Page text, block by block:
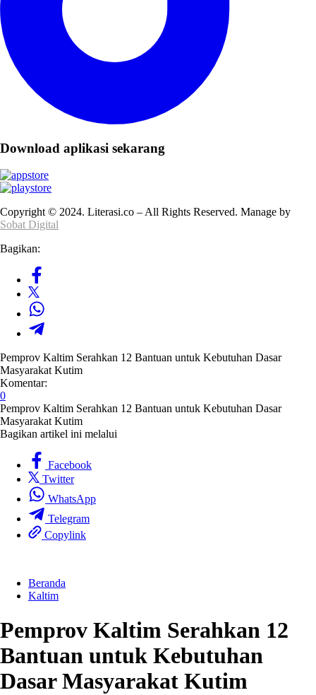
Download aplikasi sekarang
Copyright © 2024. Literasi.co – All Rights Reserved. Manage by
Sobat Digital
Bagikan:
Pemprov Kaltim Serahkan 12 Bantuan untuk Kebutuhan Dasar
Masyarakat Kutim
Komentar:
0
Pemprov Kaltim Serahkan 12 Bantuan untuk Kebutuhan Dasar
Masyarakat Kutim
Bagikan artikel ini melalui
Facebook
Twitter
WhatsApp
Telegram
Copylink
Beranda
Kaltim
Pemprov Kaltim Serahkan 12
Bantuan untuk Kebutuhan
Dasar Masyarakat Kutim